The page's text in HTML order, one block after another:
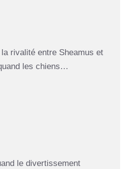
rivalité entre Sheamus et
les chiens…
le divertissement